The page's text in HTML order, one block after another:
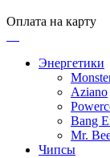
Оплата на карту
Энергетики
Aziano
Bang
Mr.
Чипсы